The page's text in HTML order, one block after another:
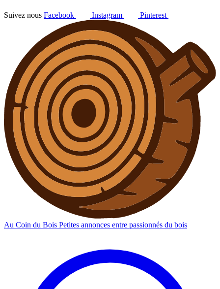
Suivez nous Facebook Instagram Pinterest
Au Coin du Bois Petites annonces entre passionnés du bois